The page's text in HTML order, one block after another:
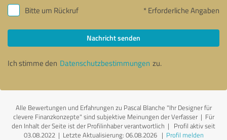
Bitte um Rückruf * Erforderliche Angaben
Nachricht senden
Ich stimme den Datenschutzbestimmungen zu.
Alle Bewertungen und Erfahrungen zu Pascal Blanche "Ihr Designer für
clevere Finanzkonzepte" sind subjektive Meinungen der Verfasser | Für
den Inhalt der Seite ist der Profilinhaber verantwortlich | Profil aktiv seit
03.08.2022 | Letzte Aktualisierung: 06.08.2026| Profil melden